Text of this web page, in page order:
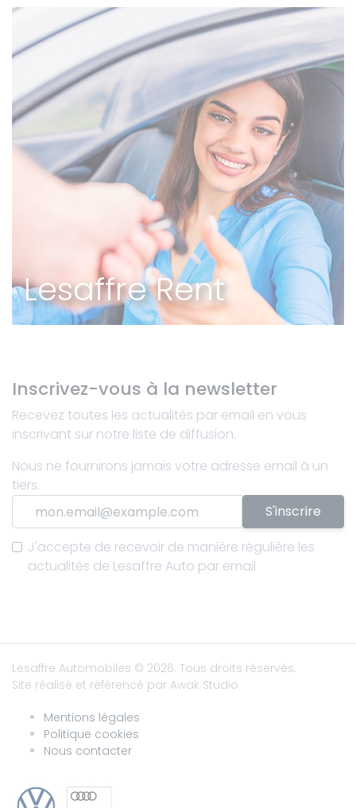
Lesaffre Rent
Inscrivez-vous à la newsletter
Recevez toutes les actualités par email en vous
inscrivant sur notre liste de diffusion.
Nous ne fournirons jamais votre adresse email à un
tiers.
S'inscrire
J'accepte de recevoir de manière régulière les
actualités de Lesaffre Auto par email
Lesaffre Automobiles © 2026. Tous droits réservés.
Site réalisé et référencé par Awak Studio
Mentions légales
Politique cookies
Nous contacter